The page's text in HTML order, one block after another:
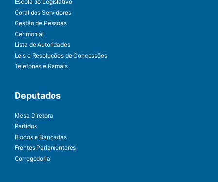
Escola do Legislativo
Coral dos Servidores
Gestão de Pessoas
Cerimonial
Lista de Autoridades
Leis e Resoluções de Concessões
Telefones e Ramais
Deputados
Mesa Diretora
Partidos
Blocos e Bancadas
Frentes Parlamentares
Corregedoria